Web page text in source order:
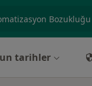
tarihler